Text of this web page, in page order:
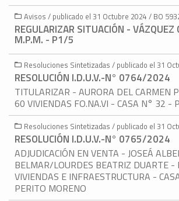
Avisos / publicado el 31 Octubre 2024 / BO
REGULARIZAR SITUACIÓN - VÁZQUEZ
M.P.M. - P1/5
Resoluciones Sintetizadas / publicado el 31
RESOLUCIÓN I.D.U.V.-N° 0764/2024
TITULARIZAR - AURORA DEL CARMEN
60 VIVIENDAS FO.NA.VI - CASA N° 32 -
Resoluciones Sintetizadas / publicado el 31
RESOLUCIÓN I.D.U.V.-N° 0765/2024
ADJUDICACIÓN EN VENTA - JOSEÁ
BELMAR/LOURDES BEATRIZ DUARTE
VIVIENDAS E INFRAESTRUCTURA -
PERITO MORENO